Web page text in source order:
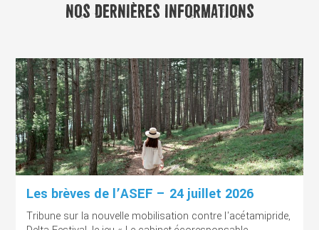
NOS DERNIÈRES INFORMATIONS
Les brèves de l’ASEF – 24 juillet 2026
Tribune sur la nouvelle mobilisation contre l'acétamipride,